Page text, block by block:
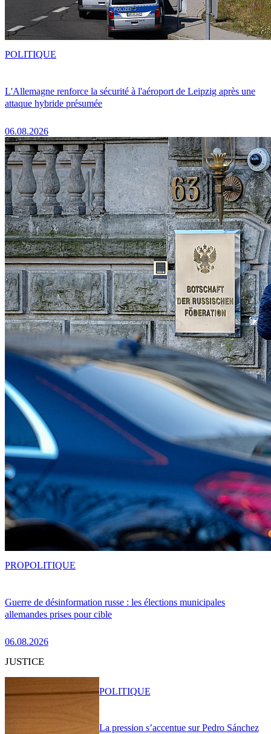
L'Allemagne renforce la sécurité à l'aéroport de Leipzig après une
attaque hybride présumée
06.08.2026
POLITIQUE
Guerre de désinformation russe : les élections municipales
allemandes prises pour cible
06.08.2026
PROPOLITIQUE
JUSTICE
La pression s’accentue sur Pedro Sánchez
POLITIQUE